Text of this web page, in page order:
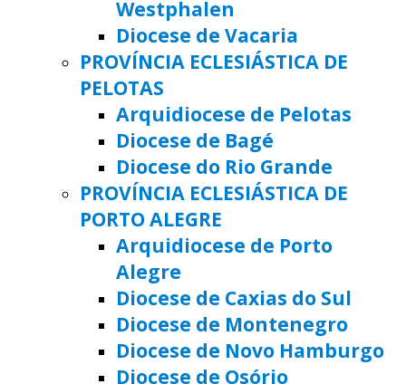
Westphalen
Diocese de Vacaria
PROVÍNCIA ECLESIÁSTICA DE
PELOTAS
Arquidiocese de Pelotas
Diocese de Bagé
Diocese do Rio Grande
PROVÍNCIA ECLESIÁSTICA DE
PORTO ALEGRE
Arquidiocese de Porto
Alegre
Diocese de Caxias do Sul
Diocese de Montenegro
Diocese de Novo Hamburgo
Diocese de Osório